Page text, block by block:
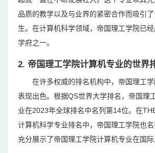
品质的教学以及与业界的紧密合作而吸引
生。在计算机科学领域，帝国理工学院已
学府之一。
2. 帝国理工学院计算机专业的世界
在许多权威的排名机构中，帝国理工
表现出色。根据QS世界大学排名，帝国理
业在2023年全球排名中名列第14位。在
计算机科学专业排名中，帝国理工学院也
充分展示了帝国理工学院计算机专业在国际